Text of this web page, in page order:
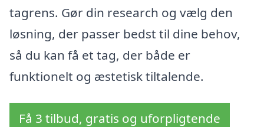
tagrens. Gør din research og vælg den
løsning, der passer bedst til dine behov,
så du kan få et tag, der både er
funktionelt og æstetisk tiltalende.
Få 3 tilbud, gratis og uforpligtende